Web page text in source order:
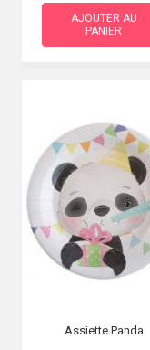
AJOUTER AU
PANIER
Assiette Panda